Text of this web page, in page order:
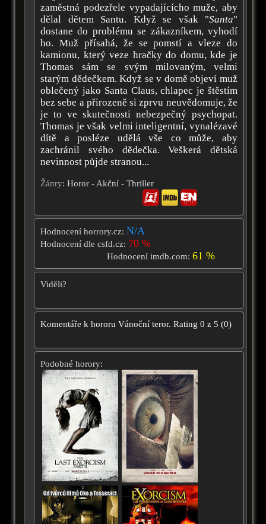
zaměstná podezřele vypadajícícho muže, aby
dělal dětem Santu. Když se však "Santa"
dostane do problému se zákazníkem, vyhodí
ho. Muž přísahá, že se pomstí a vleze do
kamionu, který veze hračky do domu, kde je
Thomas sám se svým milovaným, velmi
starým dědečkem. Když se v domě objeví muž
oblečený jako Santa Claus, chlapec je štěstím
bez sebe a přirozeně si zprvu neuvědomuje, že
je to ve skutečnosti nebezpečný psychopat.
Thomas je však velmi inteligentní, vynalézavé
dítě a posléze udělá vše co může, aby
zachránil svého dědečka. Veškerá dětská
nevinnost půjde stranou...
Žánry: Horor - Akční - Thriller
Hodnocení horrory.cz: N/A
Hodnocení dle csfd.cz: 70 %
Hodnocení imdb.com:61 %
Viděli?
Komentáře k hororu Vánoční teror. Rating 0 z 5 (0)
Podobné horory: